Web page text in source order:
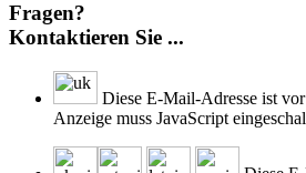
Fragen?
Kontaktieren Sie ...
Diese E-Mail-Adresse ist
Anzeige muss JavaScript